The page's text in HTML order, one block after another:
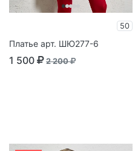
50
Платье арт. ШЮ277-6
1 500 2 200